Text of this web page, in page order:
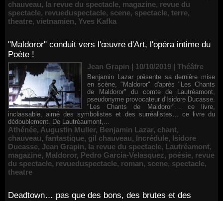
chauveau, la revue du spectacle, magazine, revue du
spectacle, revueduspectacle, scene, spectacle, terre,
theatre, vietnamien, Yves Kafka
"Maldoror" conduit vers l'œuvre d'Art, l'opéra intime du
Poète !
Jean Grapin | 10/10/2019 | Théâtre
Benjamin Lazar présente sa dernière mise
en scène, "Maldoror" d'après "Les Chants
de Maldoror" du comte de Lautréamont,
pseudonyme provocateur d'Isidore Ducasse.
"Les Chants de Maldoror"… ce livre,
inclassable, aimé des symbolistes et des surréalistes… ce livre du
dédoublement. De Lautréaumont,...
Athénée, Augustin Muller, Benjamin Lazar, chant,
chauveau, fantastique, gil chauveau, Incrédule, Isidore
Ducasse, Jean Grapin, la revue du spectacle, Lautréamont,
magazine, Maldoror, Pedro Garcia-Velasquez, poésie, revue
du spectacle, revueduspectacle, roman, scene, spectacle,
theatre
Deadtown… pas que des bons, des brutes et des